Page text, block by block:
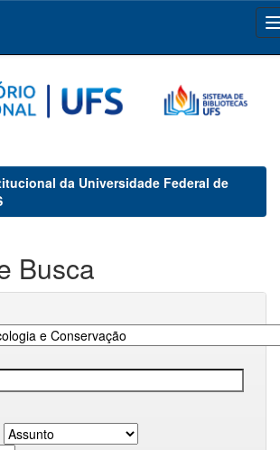
da Universidade Federal de
Busca